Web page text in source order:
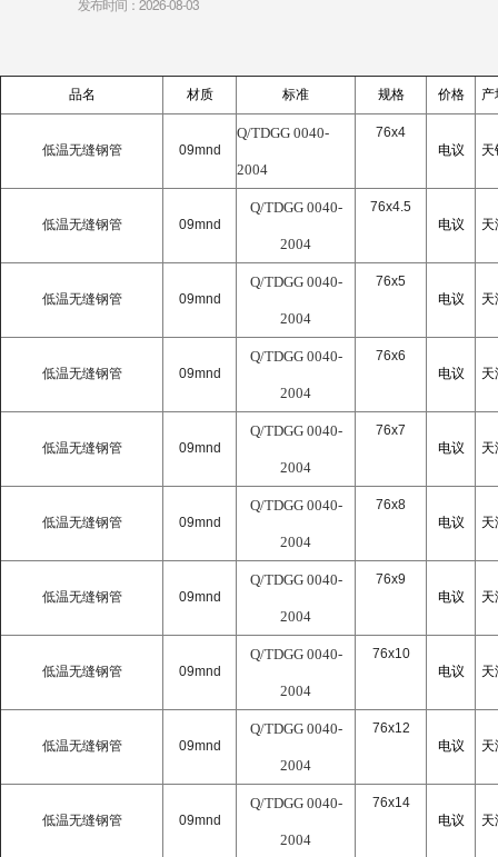
发布时间：2026-08-03
品名 材质 标准 规格 价格 产
低温无缝钢管 09mnd
Q/TDGG 0040-
2004
76x4
电议
天
低温无缝钢管 09mnd
Q/TDGG 0040-
2004
76x4.5
电议
天
低温无缝钢管 09mnd
Q/TDGG 0040-
2004
76x5
电议
天
低温无缝钢管 09mnd
Q/TDGG 0040-
2004
76x6
电议
天
低温无缝钢管 09mnd
Q/TDGG 0040-
2004
76x7
电议
天
低温无缝钢管 09mnd
Q/TDGG 0040-
2004
76x8
电议
天
低温无缝钢管 09mnd
Q/TDGG 0040-
2004
76x9
电议
天
低温无缝钢管 09mnd
Q/TDGG 0040-
2004
76x10
电议
天
低温无缝钢管 09mnd
Q/TDGG 0040-
2004
76x12
电议
天
低温无缝钢管 09mnd
Q/TDGG 0040-
2004
76x14
电议
天